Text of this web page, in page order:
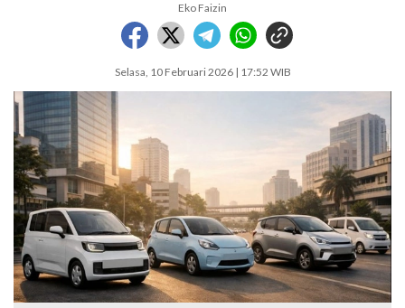
Eko Faizin
Selasa, 10 Februari 2026 | 17:52 WIB